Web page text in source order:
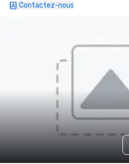
Contactez-nous